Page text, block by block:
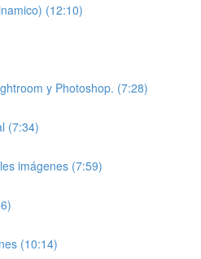
(12:10)
y Photoshop. (7:28)
(7:34)
imágenes (7:59)
(10:14)